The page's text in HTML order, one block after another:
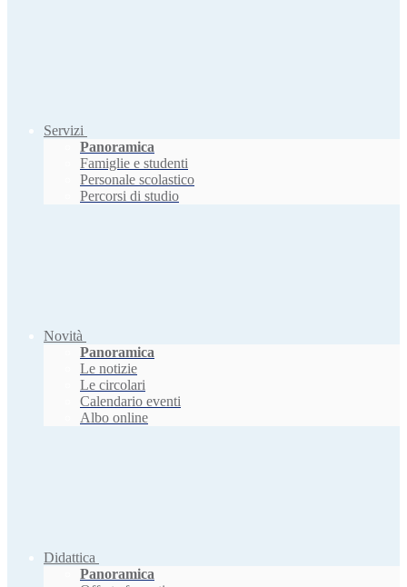
Servizi
Panoramica
Famiglie e studenti
Personale scolastico
Percorsi di studio
Novità
Panoramica
Le notizie
Le circolari
Calendario eventi
Albo online
Didattica
Panoramica